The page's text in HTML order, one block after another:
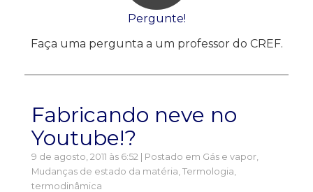
Pergunte!
Faça uma pergunta a um professor do CREF.
Fabricando neve no
Youtube!?
9 de agosto, 2011 às 6:52 | Postado em Gás e vapor
Mudanças de estado da matéria Termologia,
termodinâmica